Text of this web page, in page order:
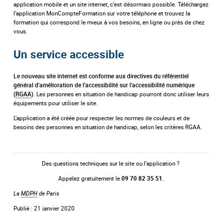
application mobile et un site internet, c’est désormais possible. Téléchargez
l’application MonCompteFormation sur votre téléphone et trouvez la
formation qui correspond le mieux à vos besoins, en ligne ou près de chez
vous.
Un service accessible
Le nouveau site internet est conforme aux directives du référentiel
général d’amélioration de l’accessibilité sur l’accessibilité numérique
(RGAA). Les personnes en situation de handicap pourront donc utiliser leurs
équipements pour utiliser le site.
L’application a été créée pour respecter les normes de couleurs et de
besoins des personnes en situation de handicap, selon les critères RGAA.
Des questions techniques sur le site ou l’application ?
Appelez gratuitement le 09 70 82 35 51.
La MDPH de Paris
Publié : 21 janvier 2020